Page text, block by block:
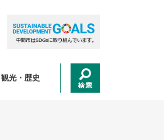
観光・歴史